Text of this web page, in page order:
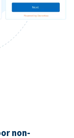
non-